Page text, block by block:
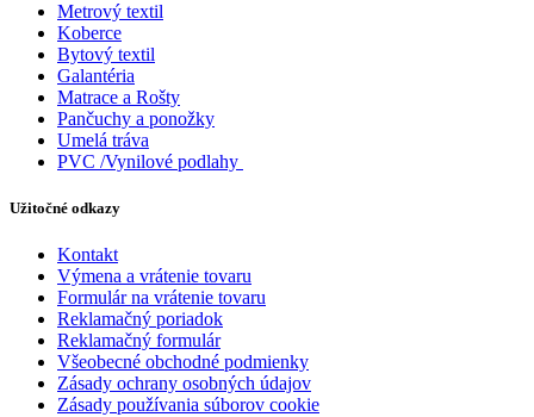
Metrový textil
Koberce
Bytový textil
Galantéria
Matrace a Rošty
Pančuchy a ponožky
Umelá tráva
PVC /Vynilové podlahy
Užitočné odkazy
Kontakt
Výmena a vrátenie tovaru
Formulár na vrátenie tovaru
Reklamačný poriadok
Reklamačný formulár
Všeobecné obchodné podmienky
Zásady ochrany osobných údajov
Zásady používania súborov cookie